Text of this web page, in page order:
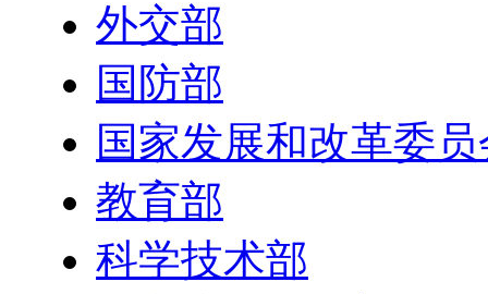
外交部
国防部
国家发展和改革委
教育部
科学技术部